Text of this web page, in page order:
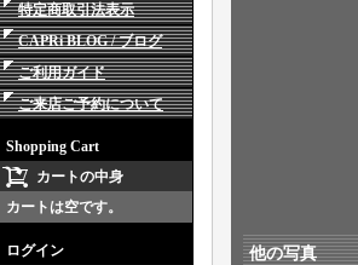
特定商取引法表示
CAPRi BLOG / ブログ
ご利用ガイド
ご来店ご予約について
Shopping Cart
カートの中身
カートは空です。
ログイン
他の写真